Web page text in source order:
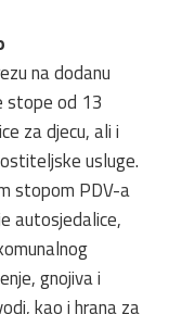
na dodanu
stope od 13
za djecu, ali i
usluge.
stopom PDV-a
autosjedalice,
gnojiva i
kao i hrana za